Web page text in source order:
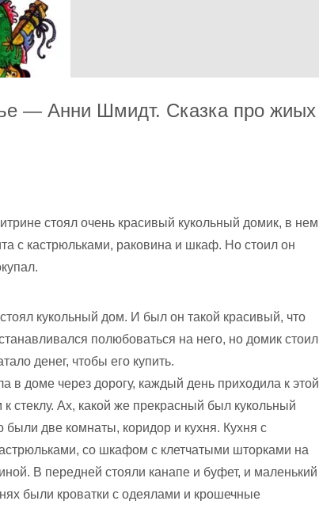
— Анни Шмидт. Сказка про жиых
стоял очень красивый кукольный домик, в нем
с кастрюльками, раковина и шкаф. Но стоил он
кукольный дом. И был он такой красивый, что
полюбоваться на него, но домик стоил
денег, чтобы его купить.
в доме через дорогу, каждый день приходила к этой
стеклу. Ах, какой же прекрасный был кукольный
две комнаты, коридор и кухня. Кухня с
со шкафом с клетчатыми шторками на
В передней стояли канапе и буфет, и маленький
были кроватки с одеялами и крошечные